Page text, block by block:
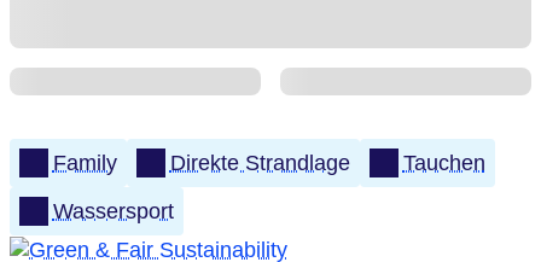
Family Direkte Strandlage
Tauchen
Wassersport